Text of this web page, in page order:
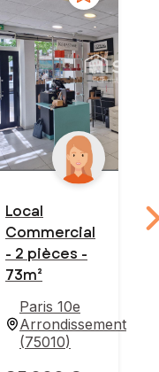
Local
Commercial
- 2 pièces -
73m²
Paris 10e
Arrondissement
(75010)